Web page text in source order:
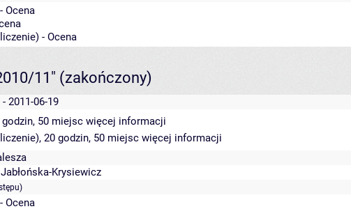
Ocena
- Ocena
11" (zakończony)
2011-06-19
50 miejsc więcej informacji
20 godzin, 50 miejsc więcej informacji
Krysiewicz
Ocena